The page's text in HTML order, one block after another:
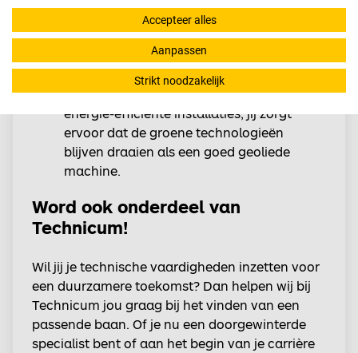
onderhoud uit te voeren aan duurzame
installaties. Of het nu gaat om het
finetunen van een zonnepaneelsysteem,
het verhelpen van storingen in
klimaatsystemen of het optimaliseren van
energie-efficiënte installaties, jij zorgt
ervoor dat de groene technologieën
blijven draaien als een goed geoliede
machine.
Word ook onderdeel van
Technicum!
Wil jij je technische vaardigheden inzetten voor
een duurzamere toekomst? Dan helpen wij bij
Technicum jou graag bij het vinden van een
passende baan. Of je nu een doorgewinterde
specialist bent of aan het begin van je carrière
Accepteer alles
Aanpassen
Strikt noodzakelijk